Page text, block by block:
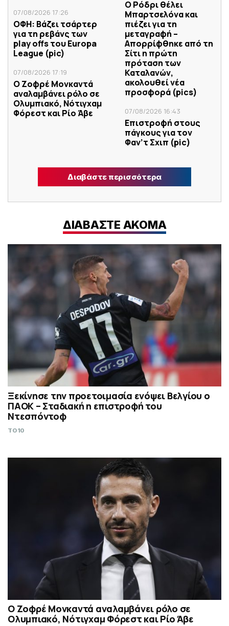
07/08/2026 17:26
ΟΦΗ: Βάζει τσάρτερ
για τη ρεβάνς των
play offs του Europa
League (pic)
07/08/2026 17:19
Ο Ζοφρέ Μονκαντά
αναλαμβάνει ρόλο σε
Ολυμπιακό, Νότιγχαμ
Φόρεστ και Ρίο Άβε
Ο Ρόδρι θέλει
Μπαρτσελόνα και
πιέζει για τη
μεταγραφή –
Απορρίφθηκε από τη
Σίτι η πρώτη
πρόταση των
Καταλανών,
ακολουθεί νέα
προσφορά (pics)
07/08/2026 16:43
Επιστροφή στους
πάγκους για τον
Φαν’τ Σχιπ (pic)
Διαβάστε περισσότερα
ΔΙΑΒΑΣΤΕ ΑΚΟΜΑ
Ξεκίνησε την προετοιμασία ενόψει Βελγίου ο
ΠΑΟΚ – Σταδιακή η επιστροφή του
Ντεσπόντοφ
TO10
Ο Ζοφρέ Μονκαντά αναλαμβάνει ρόλο σε
Ολυμπιακό, Νότιγχαμ Φόρεστ και Ρίο Άβε